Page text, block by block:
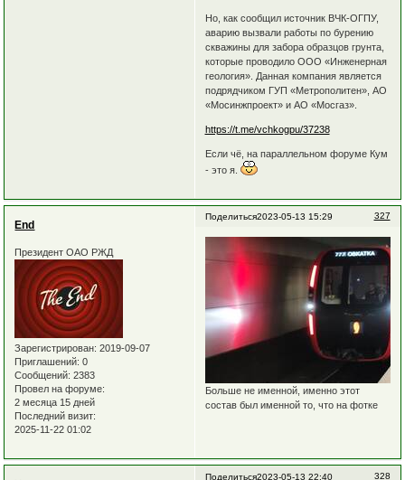
Но, как сообщил источник ВЧК-ОГПУ,
аварию вызвали работы по бурению
скважины для забора образцов грунта,
которые проводило ООО «Инженерная
геология». Данная компания является
подрядчиком ГУП «Метрополитен», АО
«Мосинжпроект» и АО «Мосгаз».
https://t.me/vchkogpu/37238
Если чё, на параллельном форуме Кум
- это я.
Поделиться 327
2023-05-13 15:29
End
Президент ОАО РЖД
Зарегистрирован: 2019-09-07
Приглашений: 0
Сообщений: 2383
Провел на форуме:
2 месяца 15 дней
Последний визит:
2025-11-22 01:02
Больше не именной, именно этот
состав был именной то, что на фотке
Поделиться 328
2023-05-13 22:40